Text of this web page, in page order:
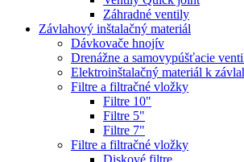
Záhradné ventily
Závlahový inštalačný materiál
Dávkovače hnojív
Drenážne a samovypúšťacie
Elektroinštalačný materiál k
Filtre a filtračné vložky
Filtre 10"
Filtre 5"
Filtre 7"
Filtre a filtračné vložky
Diskové filtre